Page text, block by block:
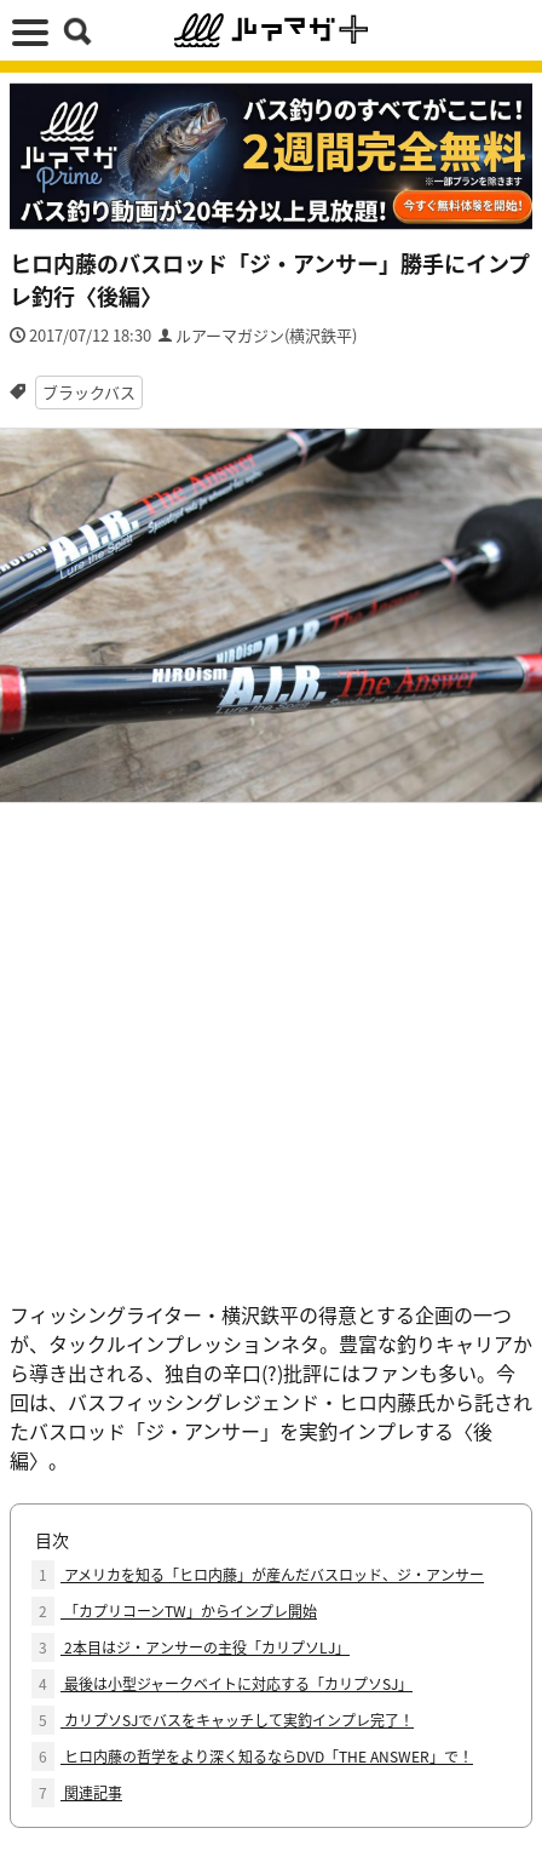
ヒロ内藤のバスロッド「ジ・アンサー」勝手にインプ
レ釣行〈後編〉
2017/07/12 18:30 ルアーマガジン(横沢鉄平)
ブラックバス
フィッシングライター・横沢鉄平の得意とする企画の一つ
が、タックルインプレッションネタ。豊富な釣りキャリアか
ら導き出される、独自の辛口(?)批評にはファンも多い。今
回は、バスフィッシングレジェンド・ヒロ内藤氏から託され
たバスロッド「ジ・アンサー」を実釣インプレする〈後
編〉。
目次
1
アメリカを知る「ヒロ内藤」が産んだバスロッド、ジ・アンサー
2
「カプリコーンTW」からインプレ開始
3
2本目はジ・アンサーの主役「カリプソLJ」
4
最後は小型ジャークベイトに対応する「カリプソSJ」
5
カリプソSJでバスをキャッチして実釣インプレ完了！
6
ヒロ内藤の哲学をより深く知るならDVD「THE ANSWER」で！
7
関連記事